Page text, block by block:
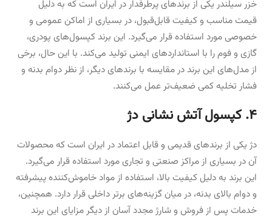
خزر سیلندر یکی از برندهای پرطرفدار در ایران است که به دلیل
قیمت مناسب و کیفیت قابل‌قبول، در بسیاری از اماکن عمومی و
خصوصی مورد استفاده قرار می‌گیرد. این برند کپسول‌های پودری،
گازی و فوم را با استانداردهای ایمنی تولید می‌کند. با این حال، برخی
از مدل‌های این برند در مقایسه با برندهای دیگر، از نظر دوام بدنه و
فشار تخلیه کمی ضعیف‌تر عمل می‌کنند.
۴. کپسول آتش نشانی دژ
دژ یکی از برندهای قدیمی و قابل اعتماد در ایران است که محصولات
آن در بسیاری از مراکز صنعتی و تجاری مورد استفاده قرار می‌گیرد.
این برند به دلیل کیفیت بالا، استفاده از مواد خاموش‌کننده پیشرفته
و دوام بالای بدنه، در میان گزینه‌های برتر داخلی قرار دارد. همچنین،
خدمات پس از فروش و شارژ مجدد آسان از دیگر مزایای این برند